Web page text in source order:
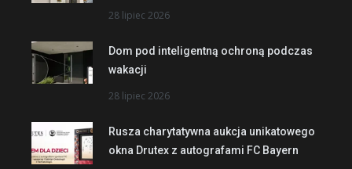
28 lipiec 2026
Dom pod inteligentną ochroną podczas
wakacji
28 lipiec 2026
Rusza charytatywna aukcja unikatowego
okna Drutex z autografami FC Bayern